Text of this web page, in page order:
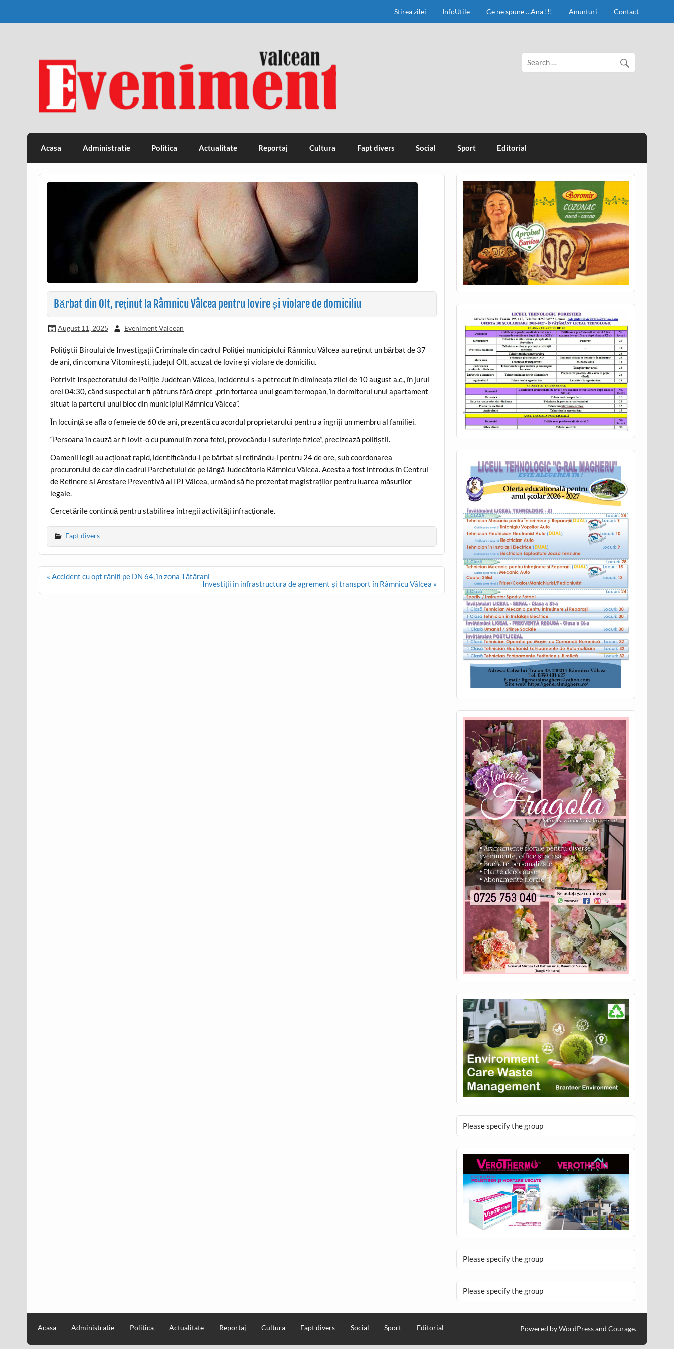
Stirea zilei InfoUtile Ce ne spune …Ana !!! Anunturi Contact
Eveniment Valcean
Acasa Administratie Politica Actualitate Reportaj Cultura Fapt divers Social Sport Editorial
Bărbat din Olt, reținut la Râmnicu Vâlcea pentru lovire și violare de domiciliu
August 11, 2025 Eveniment Valcean
Polițiștii Biroului de Investigații Criminale din cadrul Poliției municipiului Râmnicu Vâlcea au reținut un bărbat de 37
de ani, din comuna Vitomirești, județul Olt, acuzat de lovire și violare de domiciliu.
Potrivit Inspectoratului de Poliție Județean Vâlcea, incidentul s-a petrecut în dimineața zilei de 10 august a.c., în jurul
orei 04:30, când suspectul ar fi pătruns fără drept „prin forțarea unui geam termopan, în dormitorul unui apartament
situat la parterul unui bloc din municipiul Râmnicu Vâlcea”.
În locuință se afla o femeie de 60 de ani, prezentă cu acordul proprietarului pentru a îngriji un membru al familiei.
“Persoana în cauză ar fi lovit-o cu pumnul în zona feței, provocându-i suferințe fizice”, precizează polițiștii.
Oamenii legii au acționat rapid, identificându-l pe bărbat și reținându-l pentru 24 de ore, sub coordonarea
procurorului de caz din cadrul Parchetului de pe lângă Judecătoria Râmnicu Vâlcea. Acesta a fost introdus în Centrul
de Reținere și Arestare Preventivă al IPJ Vâlcea, urmând să fie prezentat magistraților pentru luarea măsurilor
legale.
Cercetările continuă pentru stabilirea întregii activități infracționale.
Fapt divers
Post
« Accident cu opt răniți pe DN 64, în zona Tătărani
Investiții în infrastructura de agrement și transport în Râmnicu Vâlcea »
Please specify the group
Please specify the group
Please specify the group
Acasa Administratie Politica Actualitate Reportaj Cultura Fapt divers Social Sport Editorial Powered byWordPressand Courage.